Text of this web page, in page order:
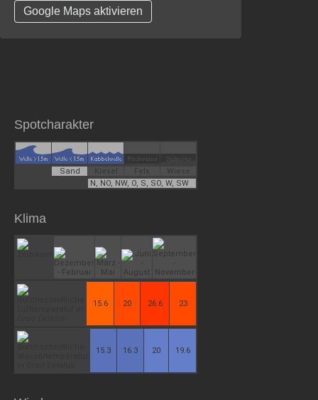
Google Maps aktivieren
Spotcharakter
Sand Kiesel Fels
Wiese
N, NO, NW, O, S, SO, W, SW
Klima
15.6 20 26.6 23
15.3 16.3 20 19.6